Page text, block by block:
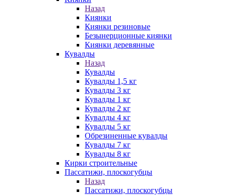
Назад
Киянки
Киянки резиновые
Безынерционные киянки
Киянки деревянные
Кувалды
Назад
Кувалды
Кувалды 1,5 кг
Кувалды 3 кг
Кувалды 1 кг
Кувалды 2 кг
Кувалды 4 кг
Кувалды 5 кг
Обрезиненные кувалды
Кувалды 7 кг
Кувалды 8 кг
Кирки строительные
Пассатижи, плоскогубцы
Назад
Пассатижи, плоскогубцы